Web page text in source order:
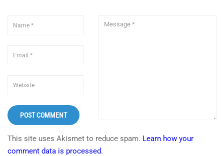
This site uses Akismet to reduce spam. Learn how your
comment data is processed.